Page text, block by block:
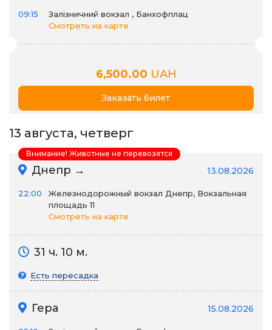
09:15
Залізничний вокзал , Банхофплац
Смотреть на карте
6,500.00 UAH
Заказать билет
13 августа, четверг
Днепр → 13.08.2026
22:00
Железнодорожный вокзал Днепр, Вокзальная
площадь 11
Смотреть на карте
31 ч. 10 м.
Есть пересадка
Гера 15.08.2026
Внимание! Животные не перевозятся